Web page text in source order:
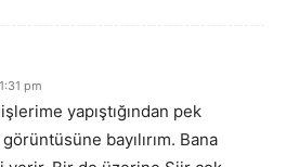
pm
yapıştığından pek
bayılırım. Bana